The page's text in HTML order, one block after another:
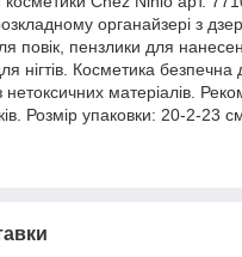
органайзері з
повік, пензлики для
нігтів. Косметика безпечна
нетоксичних матеріалів.
Розмір упаковки: 20-2-23